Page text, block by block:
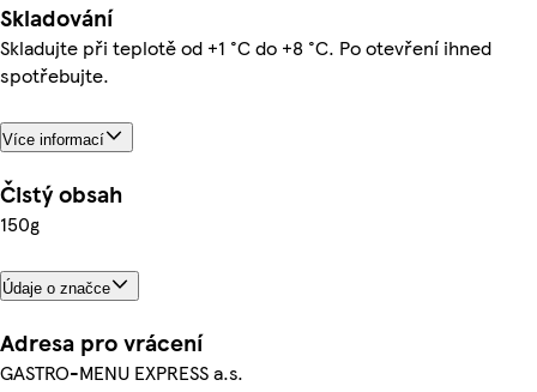
Skladování
Skladujte při teplotě od +1 °C do +8 °C. Po otevření ihned
spotřebujte.
Více informací
Čistý obsah
150g
Údaje o značce
Adresa pro vrácení
GASTRO-MENU EXPRESS a.s.